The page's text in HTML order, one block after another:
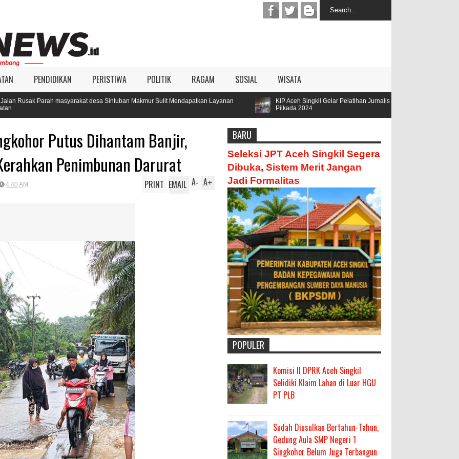
PENDIDIKAN PERISTIWA POLITIK RAGAM SOSIAL WISATA
masyarakat desa Sintuban Makmur Sulit Mendapatkan Layanan
KIP Aceh Singkil Gelar Pelatihan Jurnalis
Pilkada 2024
Putus Dihantam Banjir,
Penimbunan Darurat
4:40 AM A+
A-
PRINT EMAIL
BARU
Seleksi JPT Aceh Singkil Segera
Dibuka, Sistem Merit Jangan
Jadi Formalitas
POPULER
Komisi II DPRK Aceh Singkil
Selidiki Klaim Lahan di Luar HGU
PT PLB
Sudah Diusulkan Bertahun-Tahun,
Gedung Aula SMP Negeri 1
Singkohor Belum Juga Terbangun